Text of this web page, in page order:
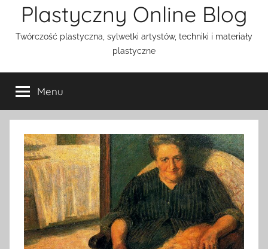
Plastyczny Online Blog
Twórczość plastyczna, sylwetki artystów, techniki i materiały
plastyczne
Menu